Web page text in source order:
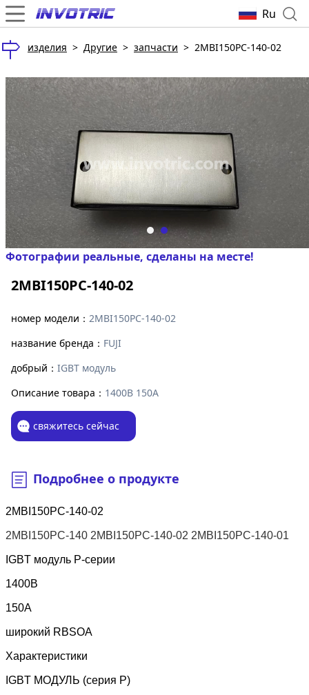
Ru
изделия > Другие > запчасти > 2MBI150PC-140-02
Фотографии реальные, сделаны на месте!
2MBI150PC-140-02
номер модели： 2MBI150PC-140-02
название бренда： FUJI
добрый： IGBT модуль
Описание товара： 1400В 150А
свяжитесь сейчас
Подробнее о продукте
2MBI150PC-140-02
2MBI150PC-140 2MBI150PC-140-02 2MBI150PC-140-01
IGBT модуль P-серии
1400В
150А
широкий RBSOA
Характеристики
IGBT МОДУЛЬ (серия P)